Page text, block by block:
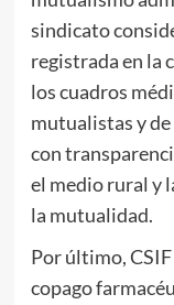
sindicato
registrada en la
los cuadros
mutualistas y
con
el medio rural y
la mutualidad.
Por último,
copago